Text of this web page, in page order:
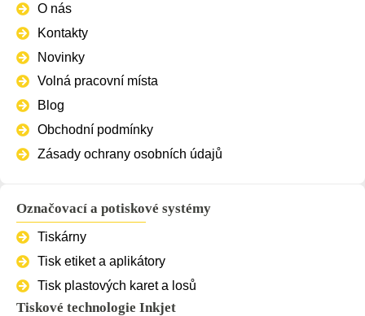
O nás
Kontakty
Novinky
Volná pracovní místa
Blog
Obchodní podmínky
Zásady ochrany osobních údajů
Označovací a potiskové systémy
Tiskárny
Tisk etiket a aplikátory
Tisk plastových karet a losů
Tiskové technologie Inkjet